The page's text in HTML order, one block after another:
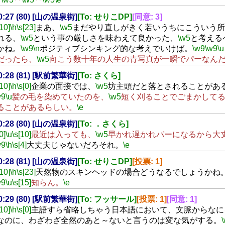
(80) [山の温泉街] [To: せりこDP] [同意: 3]
\h\s[23] まあ、 \w5まだやり直しがきく若いうちにこういう
る、 \w5という事の厳しさを味わえて良かった、 \w5と考える
ね。 \w9\nポジティブシンキング的な考えでいけば。 \w9\w9\u
ったら、 \w5向こう数十年の人生の青写真が一瞬でパーなん
(81) [駅前繁華街] [To: さくら]
\h\s[0]企業の面接では、 \w5坊主頭だと落とされることがあ
\u髪の毛を染めていたのを、 \w5短く刈ることでごまかして
ことがあるらしい。 \e
(80) [山の温泉街] [To: ．さくら]
\u\s[10]最近は入っても、 \w5早かれ遅かれパーになるから大
\h\s[4]大丈夫じゃないだろそれ。 \e
(81) [山の温泉街] [To: せりこDP] [投票: 1]
\h\s[23]天然物のスキンヘッドの場合どうなるでしょうかね
\u\s[15]知らん。 \e
(80) [駅前繁華街] [To: フッサール] [投票: 1] [同意: 1]
\h\s[0]主語すら省略しちゃう日本語において、文脈からな
のに、わざわざ全然のあと～ないと言うのは変な気がする。